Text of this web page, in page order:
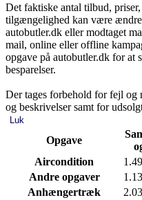
Det faktiske antal tilbud,
tilgængelighed kan være
autobutler.dk eller modtaget
mail, online eller offline
opgave på autobutler.dk for at
besparelser.
Der tages forbehold for fejl og
og beskrivelser samt for
Luk
Opgave
Aircondition
Andre opgaver
Anhængertræk